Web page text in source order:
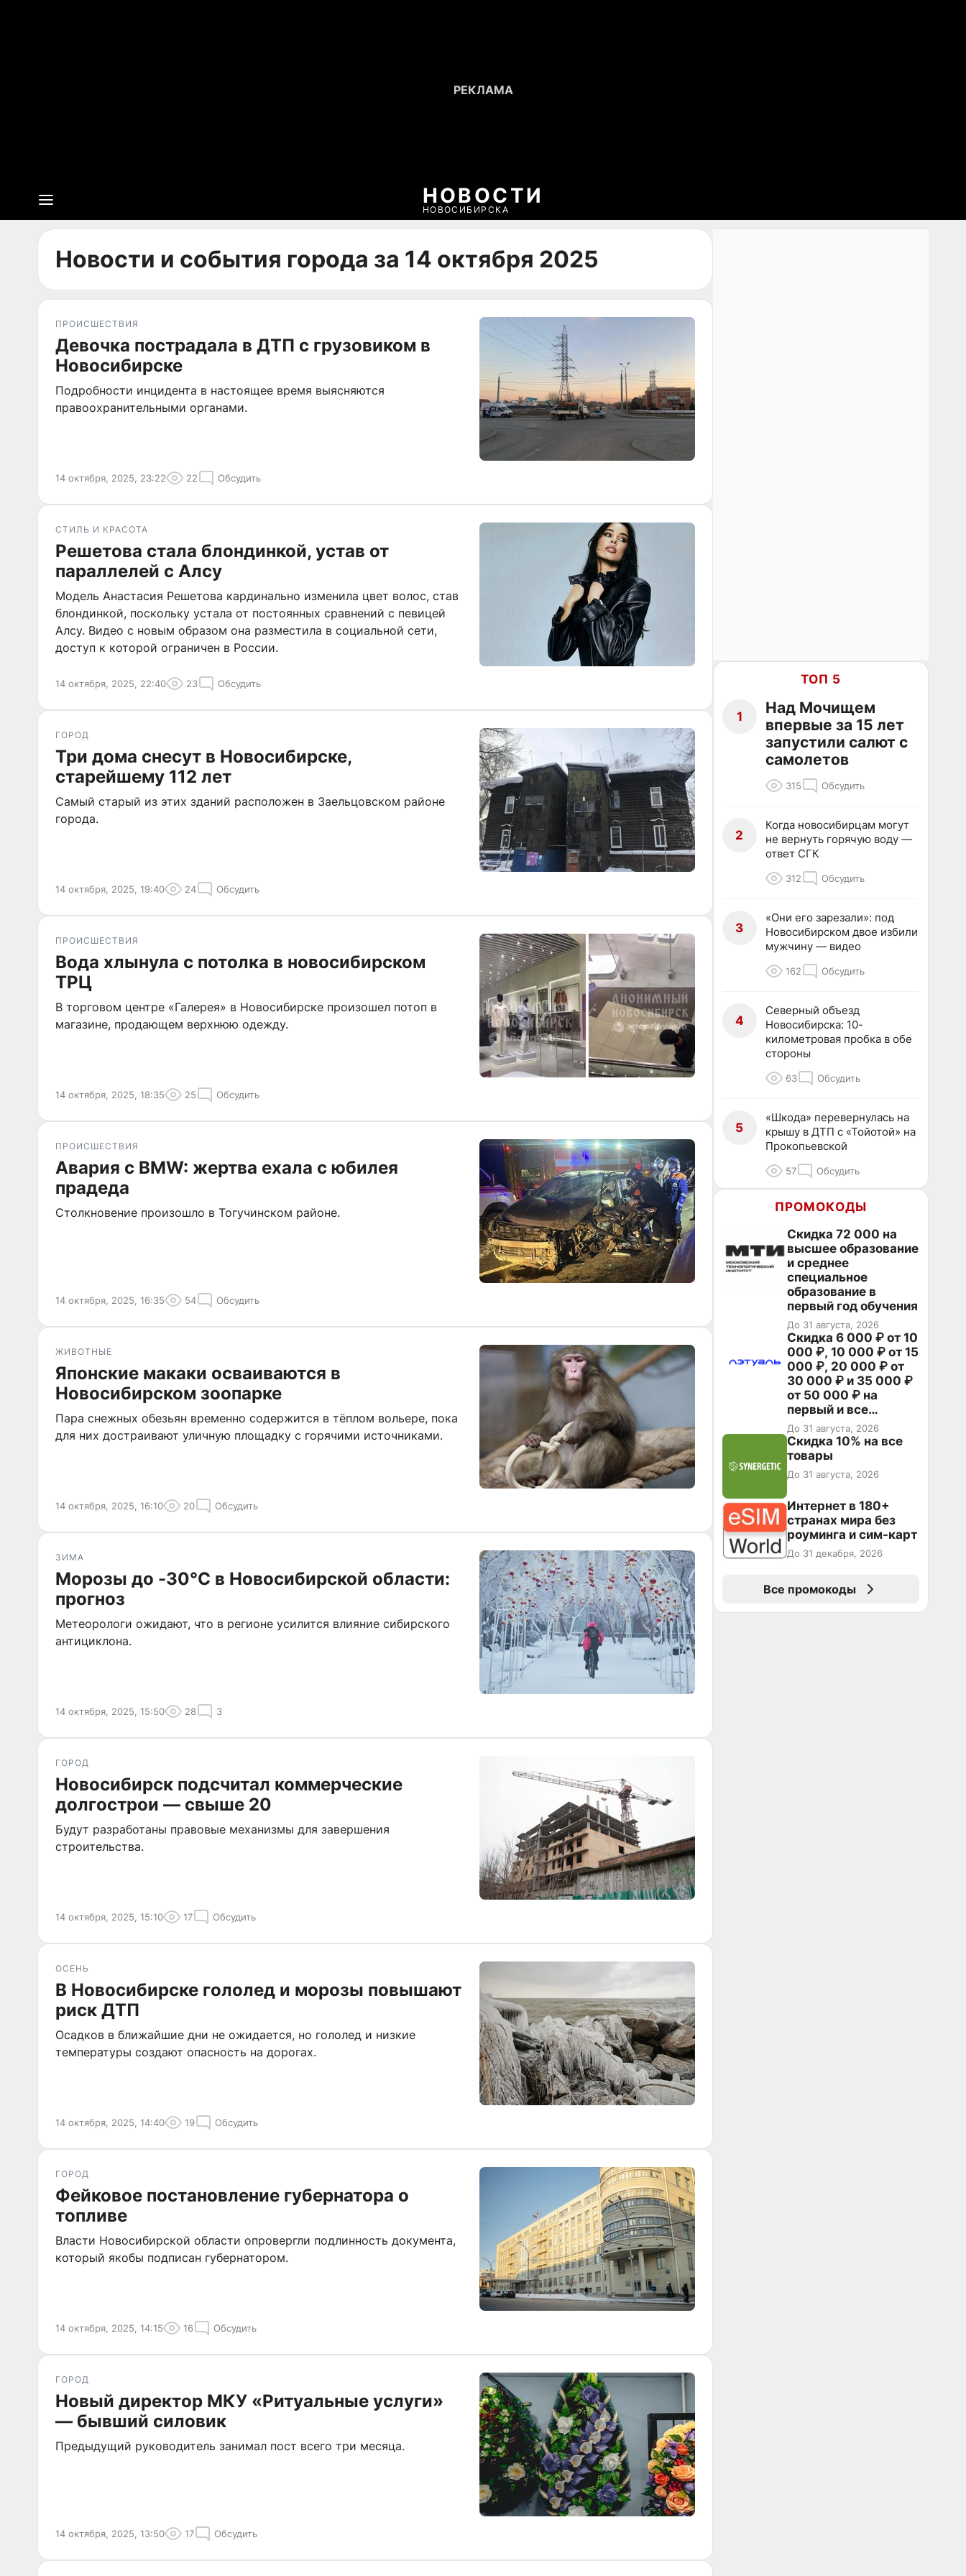
НОВОСТИ
НОВОСИБИРСКА
Новости и события города за 14 октября 2025
ПРОИСШЕСТВИЯ
Девочка пострадала в ДТП с грузовиком в
Новосибирске
Подробности инцидента в настоящее время выясняются
правоохранительными органами.
14 октября, 2025, 23:22 22 Обсудить
СТИЛЬ И КРАСОТА
Решетова стала блондинкой, устав от
параллелей с Алсу
Модель Анастасия Решетова кардинально изменила цвет волос, став
блондинкой, поскольку устала от постоянных сравнений с певицей
Алсу. Видео с новым образом она разместила в социальной сети,
доступ к которой ограничен в России.
14 октября, 2025, 22:40 23 Обсудить
ГОРОД
Три дома снесут в Новосибирске,
старейшему 112 лет
Самый старый из этих зданий расположен в Заельцовском районе
города.
14 октября, 2025, 19:40 24 Обсудить
ПРОИСШЕСТВИЯ
Вода хлынула с потолка в новосибирском
ТРЦ
В торговом центре «Галерея» в Новосибирске произошел потоп в
магазине, продающем верхнюю одежду.
14 октября, 2025, 18:35 25 Обсудить
ПРОИСШЕСТВИЯ
Авария с BMW: жертва ехала с юбилея
прадеда
Столкновение произошло в Тогучинском районе.
14 октября, 2025, 16:35 54 Обсудить
ЖИВОТНЫЕ
Японские макаки осваиваются в
Новосибирском зоопарке
Пара снежных обезьян временно содержится в тёплом вольере, пока
для них достраивают уличную площадку с горячими источниками.
14 октября, 2025, 16:10 20 Обсудить
ЗИМА
Морозы до -30°C в Новосибирской области:
прогноз
Метеорологи ожидают, что в регионе усилится влияние сибирского
антициклона.
14 октября, 2025, 15:50 28 3
ГОРОД
Новосибирск подсчитал коммерческие
долгострои — свыше 20
Будут разработаны правовые механизмы для завершения
строительства.
14 октября, 2025, 15:10 17 Обсудить
ОСЕНЬ
В Новосибирске гололед и морозы повышают
риск ДТП
Осадков в ближайшие дни не ожидается, но гололед и низкие
температуры создают опасность на дорогах.
14 октября, 2025, 14:40 19 Обсудить
ГОРОД
Фейковое постановление губернатора о
топливе
Власти Новосибирской области опровергли подлинность документа,
который якобы подписан губернатором.
14 октября, 2025, 14:15 16 Обсудить
ГОРОД
Новый директор МКУ «Ритуальные услуги»
— бывший силовик
Предыдущий руководитель занимал пост всего три месяца.
14 октября, 2025, 13:50 17 Обсудить
ТОП 5
1
Над Мочищем
впервые за 15 лет
запустили салют с
самолетов
315 Обсудить
2
Когда новосибирцам могут
не вернуть горячую воду —
ответ СГК
312 Обсудить
3
«Они его зарезали»: под
Новосибирском двое избили
мужчину — видео
162 Обсудить
4
Северный объезд
Новосибирска: 10-
километровая пробка в обе
стороны
63 Обсудить
5
«Шкода» перевернулась на
крышу в ДТП с «Тойотой» на
Прокопьевской
57 Обсудить
ПРОМОКОДЫ
Скидка 72 000 на
высшее образование
и среднее
специальное
образование в
первый год обучения
До 31 августа, 2026
Скидка 6 000 ₽ от 10
000 ₽, 10 000 ₽ от 15
000 ₽, 20 000 ₽ от
30 000 ₽ и 35 000 ₽
от 50 000 ₽ на
первый и все
повторные заказы по
промокоду НАБЕРИ
До 31 августа, 2026
Скидка 10% на все
товары
До 31 августа, 2026
Интернет в 180+
странах мира без
роуминга и сим-карт
До 31 декабря, 2026
Все промокоды